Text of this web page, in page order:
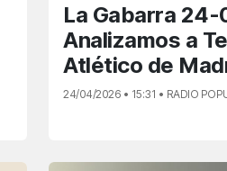
La Gabarra 24-
Analizamos a
Atlético de
24/04/2026 • 15:31 • RADIO